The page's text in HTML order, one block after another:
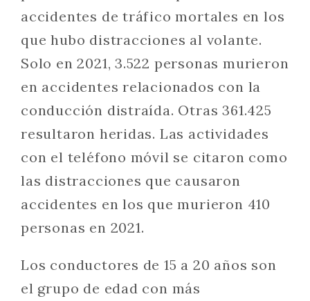
accidentes de tráfico mortales en los
que hubo distracciones al volante.
Solo en 2021, 3.522 personas murieron
en accidentes relacionados con la
conducción distraída. Otras 361.425
resultaron heridas. Las actividades
con el teléfono móvil se citaron como
las distracciones que causaron
accidentes en los que murieron 410
personas en 2021.
Los conductores de 15 a 20 años son
el grupo de edad con más